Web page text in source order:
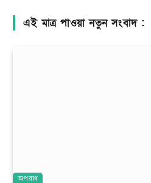
এই মাত্র পাওয়া নতুন সংবাদ :
অপরাধ